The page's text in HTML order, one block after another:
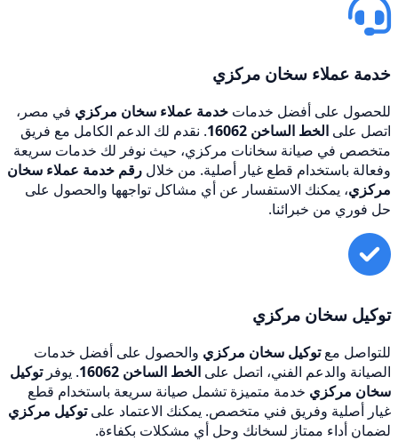
خدمة عملاء سخان مركزي
للحصول على أفضل خدمات خدمة عملاء سخان مركزي في مصر،
اتصل على الخط الساخن 16062
. نقدم لك الدعم الكامل مع فريق
متخصص في صيانة سخانات مركزي، حيث نوفر لك خدمات سريعة
وفعالة باستخدام قطع غيار أصلية. من خلال رقم خدمة عملاء سخان
مركزي، يمكنك الاستفسار عن أي مشاكل تواجهها والحصول على
حل فوري من خبرائنا.
توكيل سخان مركزي
للتواصل معتوكيل سخان مركزي والحصول على أفضل خدمات
الصيانة والدعم الفني، اتصل على الخط الساخن 16062 . يوفرتوكيل
سخان مركزي خدمة متميزة تشمل صيانة سريعة باستخدام قطع
غيار أصلية وفريق فني متخصص. يمكنك الاعتماد علىتوكيل مركزي
لضمان أداء ممتاز لسخانك وحل أي مشكلات بكفاءة.